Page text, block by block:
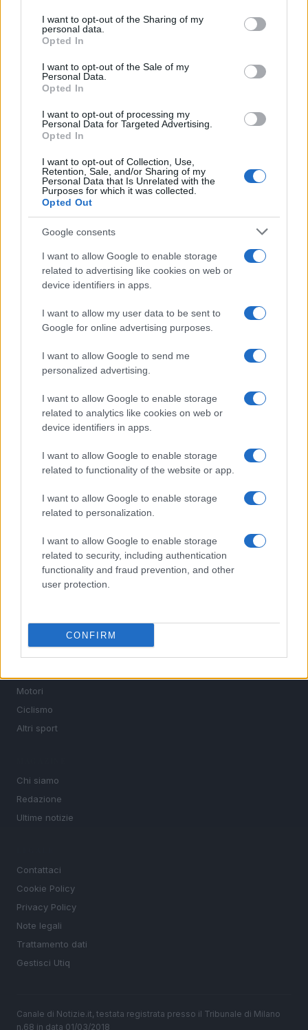
not limited to your visit or usage behaviour. You may click to
grant or deny consent to Google and its third-party tags to
use your data for below specified purposes in below Google
consent section.
I want to opt-out of the Sharing of my
personal data.
Opted In
I want to opt-out of the Sale of my
Personal Data.
Opted In
I want to opt-out of processing my
Personal Data for Targeted Advertising.
Opted In
I want to opt-out of Collection, Use,
Retention, Sale, and/or Sharing of my
Personal Data that Is Unrelated with the
Purposes for which it was collected.
Opted Out
Google consents
I want to allow Google to enable storage
related to advertising like cookies on web or
device identifiers in apps.
I want to allow my user data to be sent to
Google for online advertising purposes.
I want to allow Google to send me
personalized advertising.
I want to allow Google to enable storage
related to analytics like cookies on web or
device identifiers in apps.
I want to allow Google to enable storage
related to functionality of the website or app.
I want to allow Google to enable storage
related to personalization.
I want to allow Google to enable storage
related to security, including authentication
functionality and fraud prevention, and other
user protection.
CONFIRM
Cristian Romero: le ultime novità sul trasferimento
Andrea Conforti · 9 Ago 2026
PIÙ LETTI
Chouchaa: chi è il calciatore algerino?
Union Berlino-Cagliari: dove vedere l’amichevole
Lazio e Milan: tutti gli ex calciatori che hanno
indossato le due maglie
Il patrimonio di Alex Del Piero: tutti i guadagni di
Pinturicchio
A quanto ammonta il patrimonio di Andrea Pirlo?
Sportmagazine: notizie, approfondimenti e classifiche su
calcio, basket, tennis, ciclismo, motori, Formula 1,
MotoGP e Olimpiadi. Le ultime news dalle competizioni
interviste ai protagonisti e i risultati in tempo reale di tutte
le discipline che fanno emozionare gli appassionati di
Motori
Ciclismo
Altri sport
Chi siamo
Redazione
Ultime notizie
Contattaci
Cookie Policy
Privacy Policy
Note legali
Trattamento dati
Gestisci Utiq
Canale di Notizie.it, testata registrata presso il Tribunale di Milano
n.68 in data 01/03/2018